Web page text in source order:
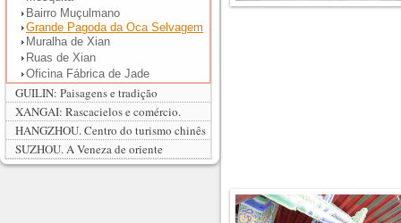
Bairro Muçulmano
Grande Pagoda da Oca Selvagem
Muralha de Xian
Ruas de Xian
Oficina Fábrica de Jade
GUILIN: Paisagens e tradição
XANGAI: Rascacielos e comércio.
HANGZHOU. Centro do turismo chinês
SUZHOU. A Veneza de oriente